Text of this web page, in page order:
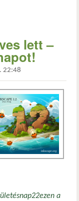
lett –
22:48
22ezen a